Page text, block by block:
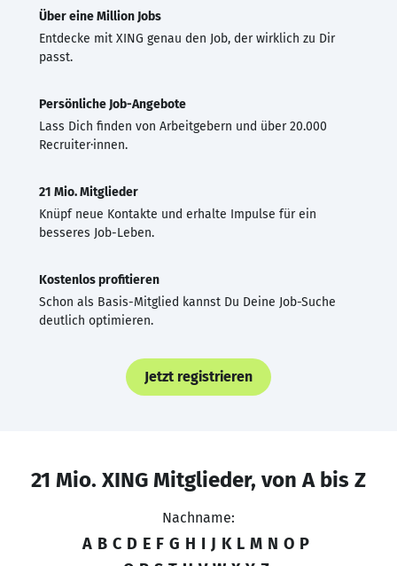
Über eine Million Jobs
Entdecke mit XING genau den Job, der wirklich zu Dir
passt.
Persönliche Job-Angebote
Lass Dich finden von Arbeitgebern und über 20.000
Recruiter·innen.
21 Mio. Mitglieder
Knüpf neue Kontakte und erhalte Impulse für ein
besseres Job-Leben.
Kostenlos profitieren
Schon als Basis-Mitglied kannst Du Deine Job-Suche
deutlich optimieren.
Jetzt registrieren
21 Mio. XING Mitglieder, von A bis Z
Nachname:
A B C D E F G H I J K L M N O P